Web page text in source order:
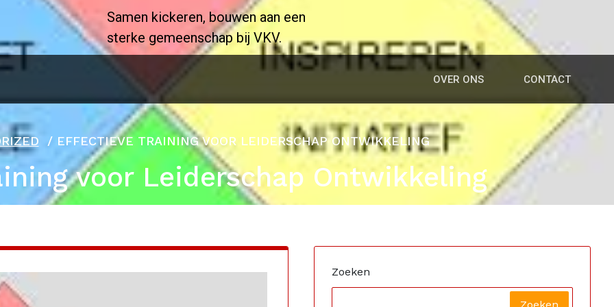
Samen kickeren, bouwen aan een
sterke gemeenschap bij VKV.
OVER ONS CONTACT
/ EFFECTIEVE TRAINING VOOR LEIDERSCHAP ONTWIKKELING
voor Leiderschap Ontwikkeling
Zoeken